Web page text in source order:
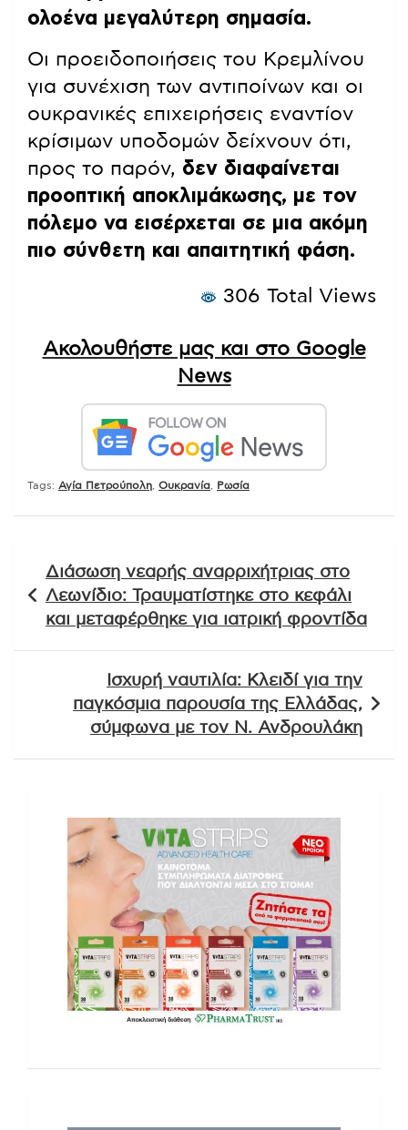
ολοένα μεγαλύτερη σημασία.
Οι προειδοποιήσεις του Κρεμλίνου
για συνέχιση των αντιποίνων και οι
ουκρανικές επιχειρήσεις εναντίον
κρίσιμων υποδομών δείχνουν ότι,
προς το παρόν, δεν διαφαίνεται
προοπτική αποκλιμάκωσης, με τον
πόλεμο να εισέρχεται σε μια ακόμη
πιο σύνθετη και απαιτητική φάση.
306 Total Views
Ακολουθήστε μας και στο Google
News
Tags: Αγία Πετρούπολη Ουκρανία Ρωσία
άρθρων
Διάσωση νεαρής αναρριχήτριας στο
Λεωνίδιο: Τραυματίστηκε στο κεφάλι
και μεταφέρθηκε για ιατρική φροντίδα
Ισχυρή ναυτιλία: Κλειδί για την
παγκόσμια παρουσία της Ελλάδας,
σύμφωνα με τον Ν. Ανδρουλάκη